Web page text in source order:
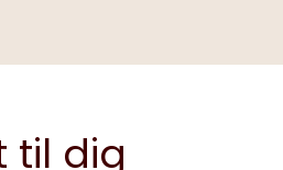
til dig